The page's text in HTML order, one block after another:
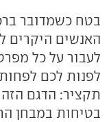
בטח כשמדובר
האנשים היקרים
לפנות לכם